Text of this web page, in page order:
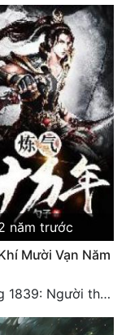
năm trước
Mười Vạn Năm
Chương 1839: Người thứ nhất là Nhân Hoàng